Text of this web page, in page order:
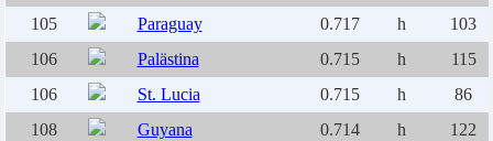
105
Paraguay 0.717 h
103
106
Palästina 0.715 h
115
106
St. Lucia 0.715 h
86
108
Guyana 0.714 h
122